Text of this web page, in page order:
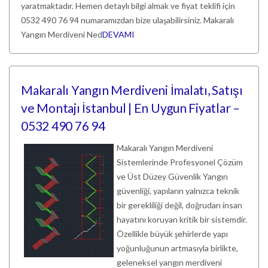
yaratmaktadır. Hemen detaylı bilgi almak ve fiyat teklifi için
0532 490 76 94 numaramızdan bize ulaşabilirsiniz. Makaralı
Yangın Merdiveni NedDEVAMI
Makaralı Yangın Merdiveni İmalatı, Satışı
ve Montajı İstanbul | En Uygun Fiyatlar –
0532 490 76 94
Makaralı Yangın Merdiveni
Sistemlerinde Profesyonel Çözüm
ve Üst Düzey Güvenlik Yangın
güvenliği, yapıların yalnızca teknik
bir gerekliliği değil, doğrudan insan
hayatını koruyan kritik bir sistemdir.
Özellikle büyük şehirlerde yapı
yoğunluğunun artmasıyla birlikte,
geleneksel yangın merdiveni